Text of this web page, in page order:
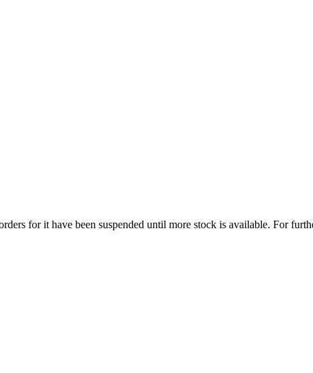
for it have been suspended until more stock is available. For